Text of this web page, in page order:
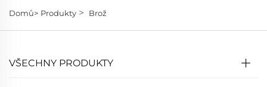
Domů> Produkty > Brož
VŠECHNY PRODUKTY